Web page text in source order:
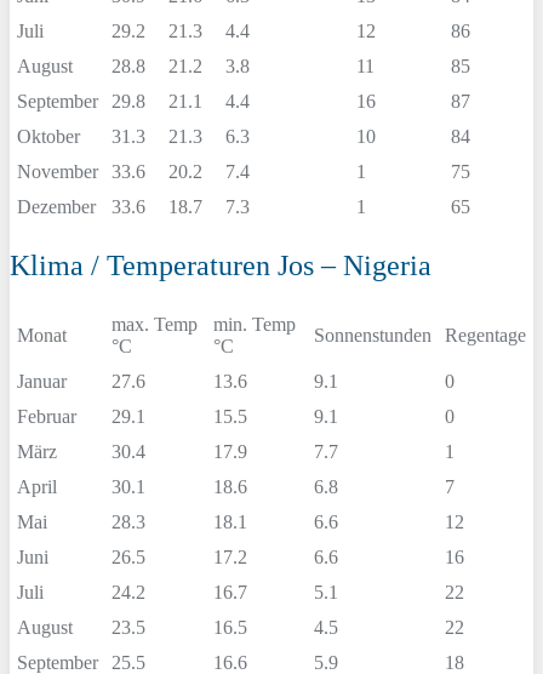
Juli
29.2 21.3 4.4 12
86
August
28.8 21.2 3.8 11
85
September
29.8 21.1 4.4 16
87
Oktober
31.3 21.3 6.3 10
84
November
33.6 20.2 7.4 1
75
Dezember
33.6 18.7 7.3 1 65
Klima / Temperaturen Jos – Nigeria
Monat
max. Temp
°C
min. Temp
°C
Sonnenstunden Regentage
Januar 27.6 13.6 9.1
0
Februar
29.1 15.5 9.1
0
März
30.4 17.9 7.7
1
April
30.1 18.6 6.8
7
Mai
28.3 18.1 6.6
12
Juni
26.5 17.2 6.6
16
Juli
24.2 16.7 5.1
22
August
23.5 16.5 4.5
22
September
25.5 16.6 5.9
18